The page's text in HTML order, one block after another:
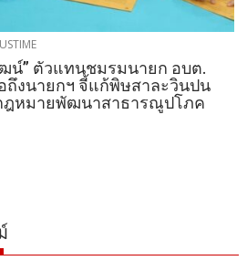
น์” ตัวแทนชมรมนายก อบต.
งนายกฯ จี้แก้พิษสาละวินปน
ฎหมายพัฒนาสาธารณูปโภค